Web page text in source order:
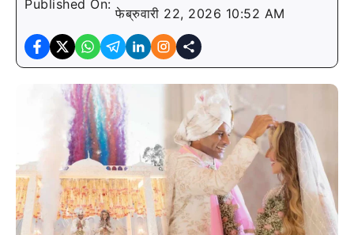
Published On:
फेब्रुवारी 22, 2026 10:52 AM